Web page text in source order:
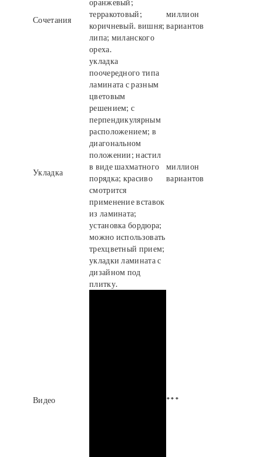
Сочетания
оранжевый;
терракотовый;
коричневый. вишня;
липа; миланского
ореха.
миллион
вариантов
Укладка
укладка
поочередного типа
ламината с разным
цветовым
решением; с
перпендикулярным
расположением; в
диагональном
положении; настил
в виде шахматного
порядка; красиво
смотрится
применение вставок
из ламината;
установка бордюра;
можно использовать
трехцветный прием;
укладки ламината с
дизайном под
плитку.
миллион
вариантов
Видео ***